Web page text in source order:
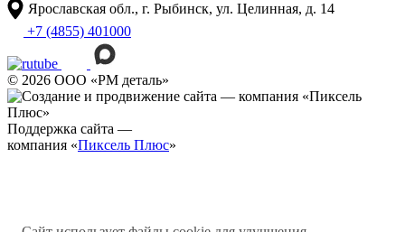
Ярославская обл., г. Рыбинск, ул. Целинная, д. 14
+7 (4855) 401000
© 2026 ООО «РМ деталь»
Поддержка сайта —
компания «Пиксель Плюс»